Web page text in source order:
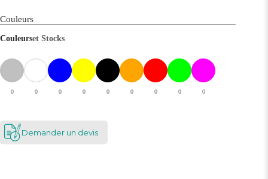
Couleurs
Couleurset Stocks
0 0 0 0 0 0 0 0 0
Demander un devis